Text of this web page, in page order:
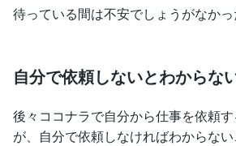
待っている間は不安でしょうがなかっ
自分で依頼しないとわからな
後々ココナラで自分から仕事を依頼
が、自分で依頼しなければわからない